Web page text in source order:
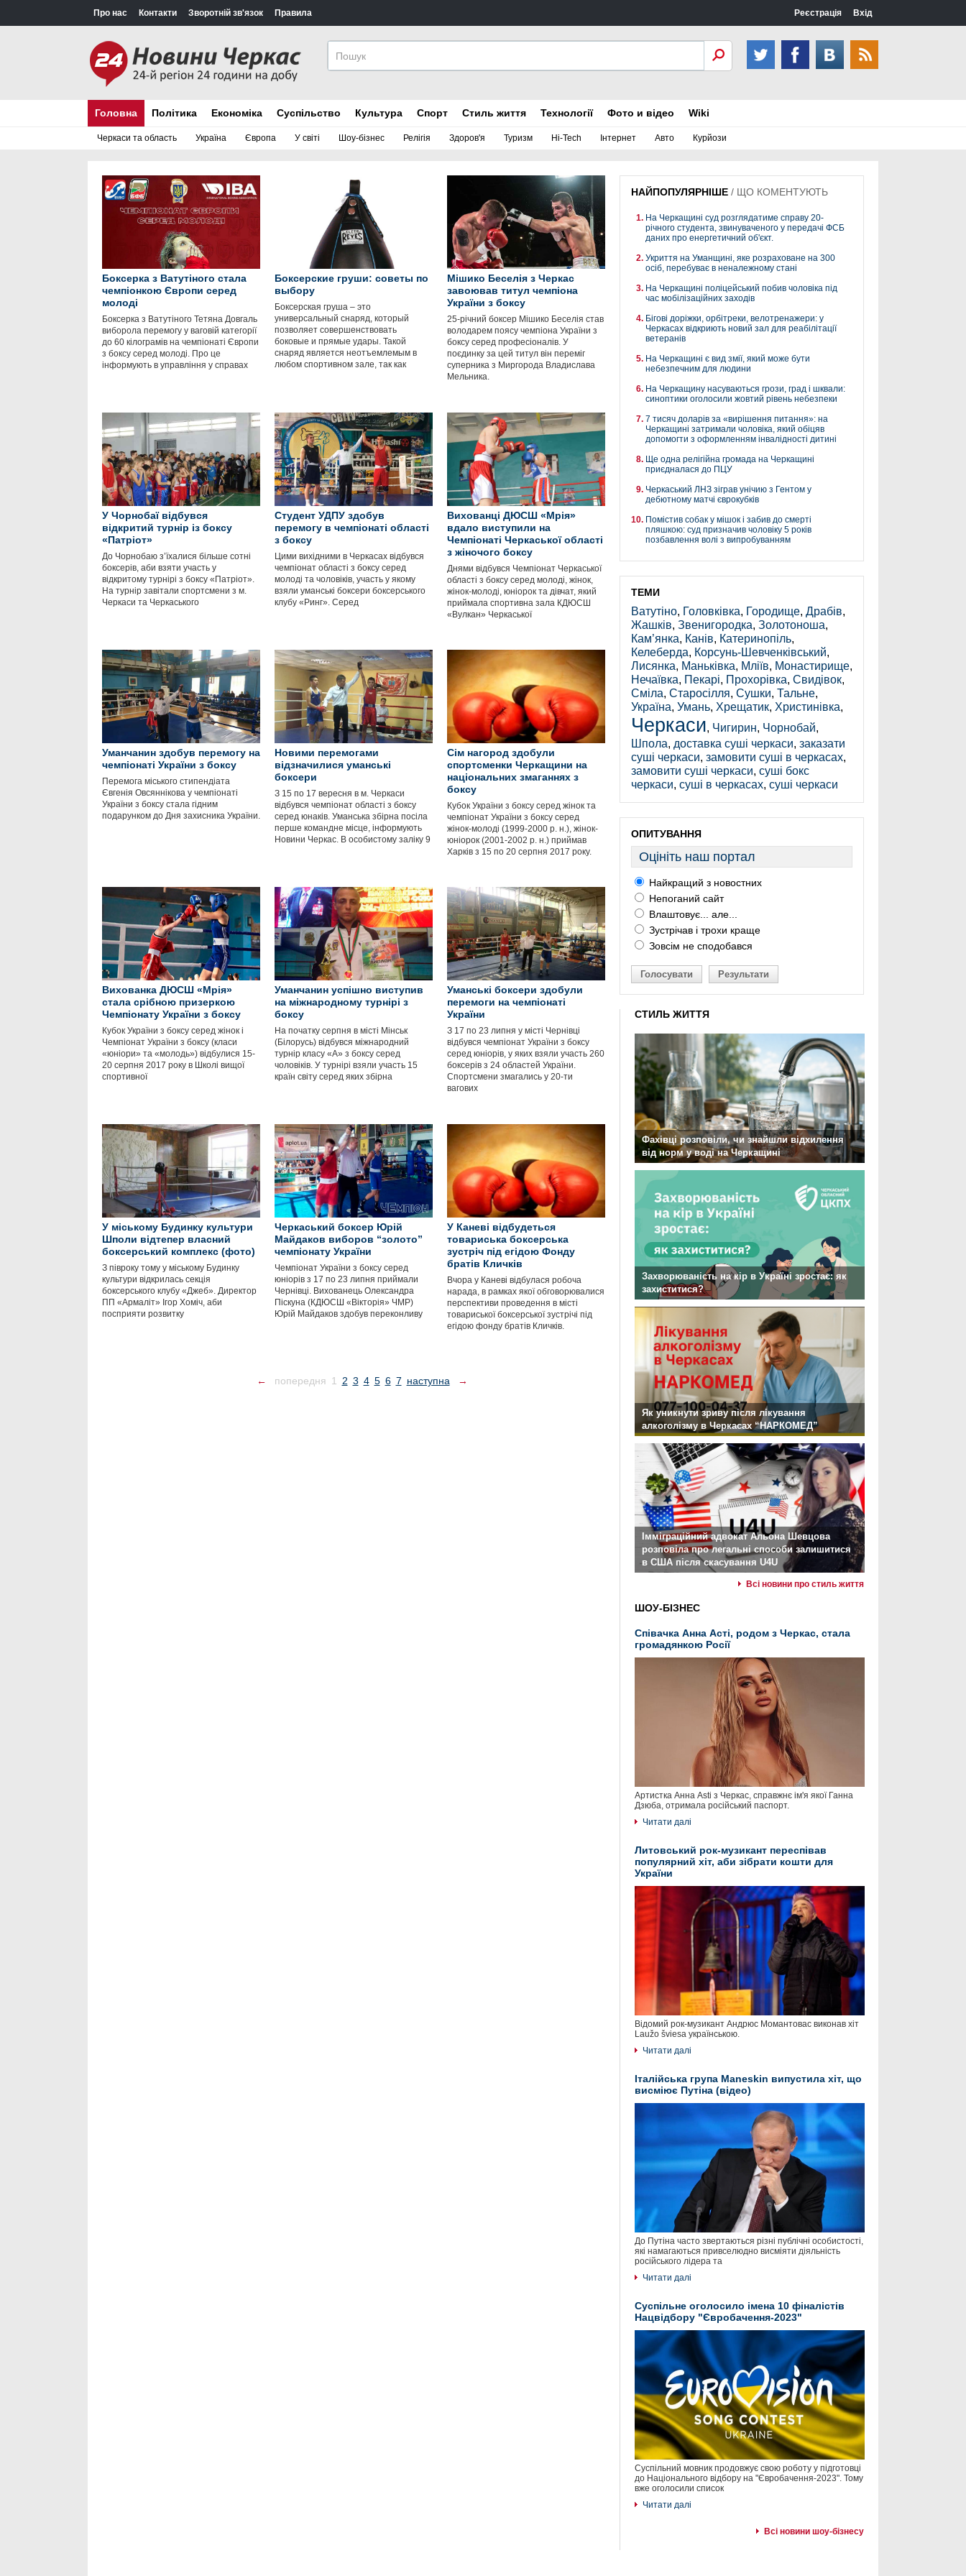
Про нас Контакти Зворотній зв'язок Правила Реєстрація Вхід
Головна
Черкаси та область Україна Європа У світі Шоу-бізнес Релігія Здоров'я Туризм Hi-Tech Інтернет Авто Курйози
Політика Економіка Суспільство Культура Спорт Стиль життя Технології Фото и відео Wiki
Боксерка з Ватутіного стала
чемпіонкою Європи серед
молоді
Боксерка з Ватутіного Тетяна Довгаль
виборола перемогу у ваговій категорії
до 60 кілограмів на чемпіонаті Європи
з боксу серед молоді. Про це
інформують в управління у справах
Боксерские груши: советы по
выбору
Боксерская груша – это
универсальный снаряд, который
позволяет совершенствовать
боковые и прямые удары. Такой
снаряд является неотъемлемым в
любом спортивном зале, так как
Мішико Беселія з Черкас
завоював титул чемпіона
України з боксу
25-річний боксер Мішико Беселія став
володарем поясу чемпіона України з
боксу серед професіоналів. У
поєдинку за цей титул він переміг
суперника з Миргорода Владислава
Мельника.
У Чорнобаї відбувся
відкритий турнір із боксу
«Патріот»
До Чорнобаю з’їхалися більше сотні
боксерів, аби взяти участь у
відкритому турнірі з боксу «Патріот».
На турнір завітали спортсмени з м.
Черкаси та Черкаського
Студент УДПУ здобув
перемогу в чемпіонаті області
з боксу
Цими вихідними в Черкасах відбувся
чемпіонат області з боксу серед
молоді та чоловіків, участь у якому
взяли уманські боксери боксерського
клубу «Ринг». Серед
Вихованці ДЮСШ «Мрія»
вдало виступили на
Чемпіонаті Черкаської області
з жіночого боксу
Днями відбувся Чемпіонат Черкаської
області з боксу серед молоді, жінок,
жінок-молоді, юніорок та дівчат, який
приймала спортивна зала КДЮСШ
«Вулкан» Черкаської
Уманчанин здобув перемогу на
чемпіонаті України з боксу
Перемога міського стипендіата
Євгенія Овсяннікова у чемпіонаті
України з боксу стала гідним
подарунком до Дня захисника України.
Новими перемогами
відзначилися уманські
боксери
З 15 по 17 вересня в м. Черкаси
відбувся чемпіонат області з боксу
серед юнаків. Уманська збірна посіла
перше командне місце, інформують
Новини Черкас. В особистому заліку 9
Сім нагород здобули
спортсменки Черкащини на
національних змаганнях з
боксу
Кубок України з боксу серед жінок та
чемпіонат України з боксу серед
жінок-молоді (1999-2000 р. н.), жінок-
юніорок (2001-2002 р. н.) приймав
Харків з 15 по 20 серпня 2017 року.
Вихованка ДЮСШ «Мрія»
стала срібною призеркою
Чемпіонату України з боксу
Кубок України з боксу серед жінок і
Чемпіонат України з боксу (класи
«юніори» та «молодь») відбулися 15-
20 серпня 2017 року в Школі вищої
спортивної
Уманчанин успішно виступив
на міжнародному турнірі з
боксу
На початку серпня в місті Мінськ
(Білорусь) відбувся міжнародний
турнір класу «А» з боксу серед
чоловіків. У турнірі взяли участь 15
країн світу серед яких збірна
Уманські боксери здобули
перемоги на чемпіонаті
України
З 17 по 23 липня у місті Чернівці
відбувся чемпіонат України з боксу
серед юніорів, у яких взяли участь 260
боксерів з 24 областей України.
Спортсмени змагались у 20-ти
вагових
У міському Будинку культури
Шполи відтепер власний
боксерський комплекс (фото)
З півроку тому у міському Будинку
культури відкрилась секція
боксерського клубу «Джеб». Директор
ПП «Армаліт» Ігор Хоміч, аби
посприяти розвитку
Черкаський боксер Юрій
Майдаков виборов “золото”
чемпіонату України
Чемпіонат України з боксу серед
юніорів з 17 по 23 липня приймали
Чернівці. Вихованець Олександра
Піскуна (КДЮСШ «Вікторія» ЧМР)
Юрій Майдаков здобув переконливу
У Каневі відбудеться
товариська боксерська
зустріч під егідою Фонду
братів Кличків
Вчора у Каневі відбулася робоча
нарада, в рамках якої обговорювалися
перспективи проведення в місті
товариської боксерської зустрічі під
егідою фонду братів Кличків.
← попередня 1 2 3 4 5 6 7 наступна →
НАЙПОПУЛЯРНІШЕ / ЩО КОМЕНТУЮТЬ
На Черкащині суд розглядатиме справу 20-
річного студента, звинуваченого у передачі ФСБ
даних про енергетичний об'єкт.
Укриття на Уманщині, яке розраховане на 300
осіб, перебуває в неналежному стані
На Черкащині поліцейський побив чоловіка під
час мобілізаційних заходів
Бігові доріжки, орбітреки, велотренажери: у
Черкасах відкриють новий зал для реабілітації
ветеранів
На Черкащині є вид змії, який може бути
небезпечним для людини
На Черкащину насуваються грози, град і шквали:
синоптики оголосили жовтий рівень небезпеки
7 тисяч доларів за «вирішення питання»: на
Черкащині затримали чоловіка, який обіцяв
допомогти з оформленням інвалідності дитині
Ще одна релігійна громада на Черкащині
приєдналася до ПЦУ
Черкаський ЛНЗ зіграв унічию з Гентом у
дебютному матчі єврокубків
Помістив собак у мішок і забив до смерті
пляшкою: суд призначив чоловіку 5 років
позбавлення волі з випробуванням
ТЕМИ
Ватутіно, Головківка, Городище, Драбів,
Жашків, Звенигородка, Золотоноша,
Кам’янка, Канів, Катеринопіль,
Келеберда, Корсунь-Шевченківський,
Лисянка, Маньківка, Мліїв, Монастирище,
Нечаївка, Пекарі, Прохорівка, Свидівок,
Сміла, Старосілля, Сушки, Тальне,
Україна, Умань, Хрещатик, Христинівка,
Черкаси, Чигирин, Чорнобай,
Шпола, доставка суші черкаси, заказати
суші черкаси, замовити суші в черкасах,
замовити суші черкаси, суші бокс
черкаси, суші в черкасах, суші черкаси
ОПИТУВАННЯ
Оцініть наш портал
Найкращий з новостних
Непоганий сайт
Влаштовує... але...
Зустрічав і трохи краще
Зовсім не сподобався
Голосувати Результати
СТИЛЬ ЖИТТЯ
Фахівці розповіли, чи знайшли відхилення
від норм у воді на Черкащині
Захворюваність на кір в Україні зростає: як
захиститися?
Як уникнути зриву після лікування
алкоголізму в Черкасах “НАРКОМЕД”
Імміграційний адвокат Альона Шевцова
розповіла про легальні способи залишитися
в США після скасування U4U
Всі новини про стиль життя
ШОУ-БІЗНЕС
Співачка Анна Асті, родом з Черкас, стала
громадянкою Росії
Артистка Анна Asti з Черкас, справжнє ім'я якої Ганна
Дзюба, отримала російський паспорт.
Читати далі
Литовський рок-музикант переспівав
популярний хіт, аби зібрати кошти для
України
Відомий рок-музикант Андрюс Момантовас виконав хіт
Laužo šviesa українською.
Читати далі
Італійська група Maneskin випустила хіт, що
висміює Путіна (відео)
До Путіна часто звертаються різні публічні особистості,
які намагаються привселюдно висміяти діяльність
російського лідера та
Читати далі
Суспільне оголосило імена 10 фіналістів
Нацвідбору "Євробачення-2023"
Суспільний мовник продовжує свою роботу у підготовці
до Національного відбору на "Євробачення-2023". Тому
вже оголосили список
Читати далі
Всі новини шоу-бізнесу